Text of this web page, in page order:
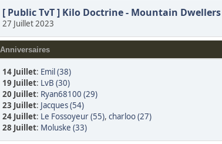
[ Public TvT ] Kilo Doctrine - Mountain Dwellers
27 Juillet 2023
Anniversaires
14 Juillet: Emil (38)
19 Juillet: LvB (30)
20 Juillet: Ryan68100 (29)
23 Juillet: Jacques (54)
24 Juillet: Le Fossoyeur (55),charloo (27)
28 Juillet: Moluske (33)